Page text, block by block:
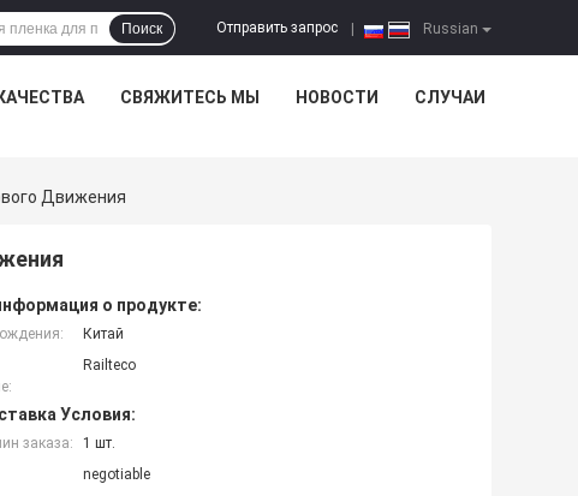
Russian
Отправить запрос
Поиск
СВЯЖИТЕСЬ МЫ НОВОСТИ СЛУЧАИ
Движения
о продукте:
Китай
Railteco
Условия:
заказа:
1 шт.
negotiable